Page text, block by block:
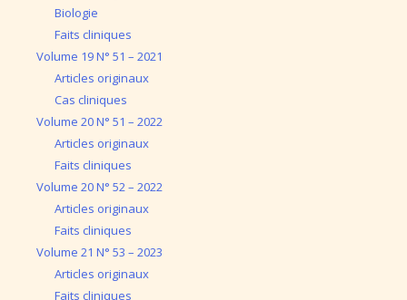
Biologie
Faits cliniques
Volume 19 N° 51 – 2021
Articles originaux
Cas cliniques
Volume 20 N° 51 – 2022
Articles originaux
Faits cliniques
Volume 20 N° 52 – 2022
Articles originaux
Faits cliniques
Volume 21 N° 53 – 2023
Articles originaux
Faits cliniques